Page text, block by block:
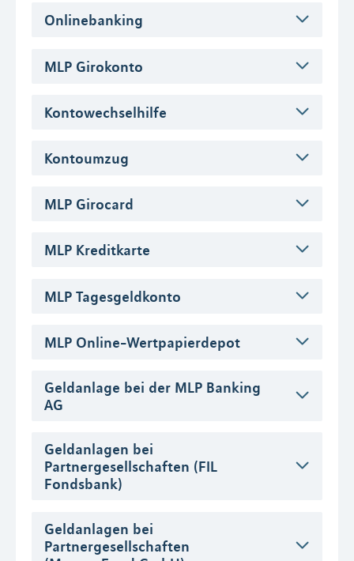
Onlinebanking
MLP Girokonto
Kontowechselhilfe
Kontoumzug
MLP Girocard
MLP Kreditkarte
MLP Tagesgeldkonto
MLP Online-Wertpapierdepot
Geldanlage bei der MLP Banking
AG
Geldanlagen bei
Partnergesellschaften (FIL
Fondsbank)
Geldanlagen bei
Partnergesellschaften